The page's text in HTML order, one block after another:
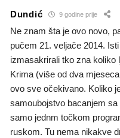
Dundić 9 godine prije
Ne znam šta je ovo novo,
pučem 21. veljače 2014.
izmasakrirali tko zna koliko
Krima (više od dva
ovo sve očekivano. Koliko
samoubojstvo bacanjem
samo jednm točkom
ruskom. Tu nema nikakve